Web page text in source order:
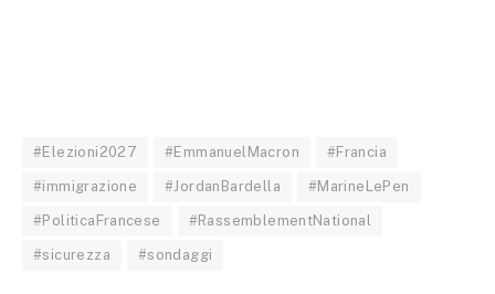
#Elezioni2027 #EmmanuelMacron #Francia
#immigrazione #JordanBardella #MarineLePen
#PoliticaFrancese #RassemblementNational
#sicurezza #sondaggi